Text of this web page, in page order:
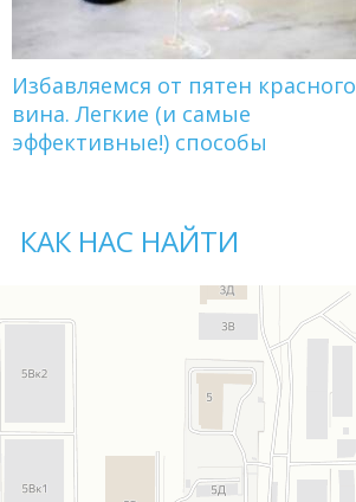
Избавляемся от пятен красного
вина. Легкие (и самые
эффективные!) способы
КАК НАС НАЙТИ